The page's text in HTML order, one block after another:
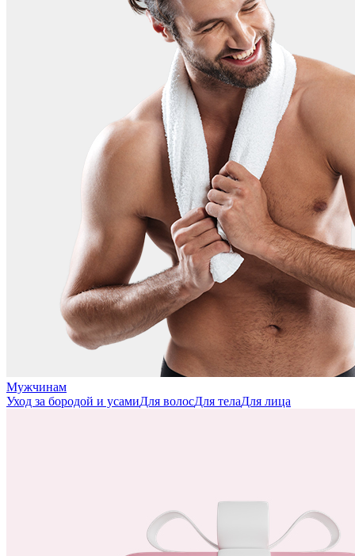
Мужчинам
Уход за бородой и усамиДля волосДля телаДля лица